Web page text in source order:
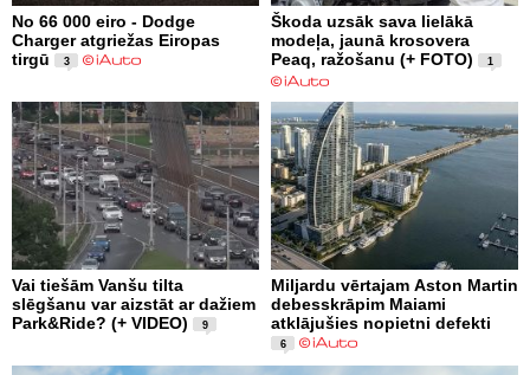
No 66 000 eiro - Dodge
Charger atgriežas Eiropas
tirgū
3
Škoda uzsāk sava lielākā
modeļa, jaunā krosovera
Peaq, ražošanu (+ FOTO)
1
Vai tiešām Vanšu tilta
slēgšanu var aizstāt ar dažiem
Park&Ride? (+ VIDEO)
9
Miljardu vērtajam Aston Martin
debesskrāpim Maiami
atklājušies nopietni defekti
6